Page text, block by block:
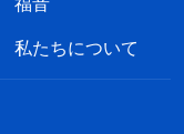
私たちについて